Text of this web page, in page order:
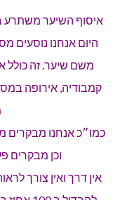
איסוף השיער משתרע
היום אנחנו נוסעים
משם שיער. זה כולל
קמבודיה, אירופה
כמו״כ אנחנו מבקרים
וכן מבקרים
אין דרך ואין צורך